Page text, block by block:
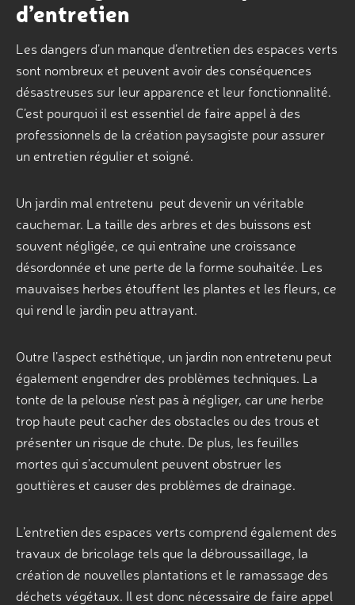
d’entretien
Les dangers d’un manque d’entretien des espaces verts
sont nombreux et peuvent avoir des conséquences
désastreuses sur leur apparence et leur fonctionnalité.
C’est pourquoi il est essentiel de faire appel à des
professionnels de la création paysagiste pour assurer
un entretien régulier et soigné.
Un jardin mal entretenu peut devenir un véritable
cauchemar. La taille des arbres et des buissons est
souvent négligée, ce qui entraîne une croissance
désordonnée et une perte de la forme souhaitée. Les
mauvaises herbes étouffent les plantes et les fleurs, ce
qui rend le jardin peu attrayant.
Outre l’aspect esthétique, un jardin non entretenu peut
également engendrer des problèmes techniques. La
tonte de la pelouse n’est pas à négliger, car une herbe
trop haute peut cacher des obstacles ou des trous et
présenter un risque de chute. De plus, les feuilles
mortes qui s’accumulent peuvent obstruer les
gouttières et causer des problèmes de drainage.
L’entretien des espaces verts comprend également des
travaux de bricolage tels que la débroussaillage, la
création de nouvelles plantations et le ramassage des
déchets végétaux. Il est donc nécessaire de faire appel